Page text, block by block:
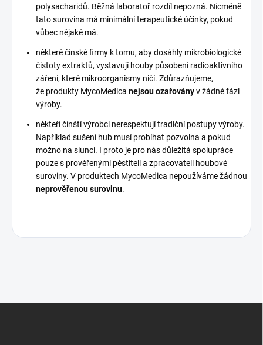
polysacharidů. Běžná laboratoř rozdíl nepozná. Nicméně
tato surovina má minimální terapeutické účinky, pokud
vůbec nějaké má.
některé čínské firmy k tomu, aby dosáhly mikrobiologické
čistoty extraktů, vystavují houby působení radioaktivního
záření, které mikroorganismy ničí. Zdůrazňujeme,
že produkty MycoMedica nejsou ozařoványv žádné fázi
výroby.
někteří čínští výrobci nerespektují tradiční postupy výroby.
Například sušení hub musí probíhat pozvolna a pokud
možno na slunci. I proto je pro nás důležitá spolupráce
pouze s prověřenými pěstiteli a zpracovateli houbové
suroviny. V produktech MycoMedica nepoužíváme žádnou
neprověřenou surovinu.